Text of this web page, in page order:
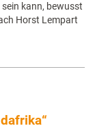
kann, bewusst
Horst Lempart